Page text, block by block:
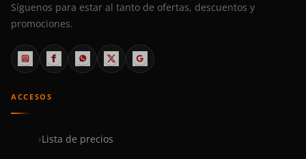
Síguenos para estar al tanto de ofertas, descuentos y
promociones.
ACCESOS
Lista de precios